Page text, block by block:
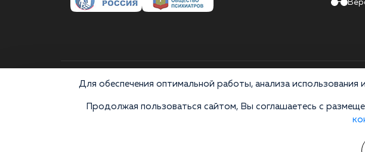
© 2026 Все права защищены Политика
Медицинские услуги оказываются ООО "М-Трезвость", по лицензии ЛО-50-01-
аналогов карается в соответствии с законом 228.1 УКРФ и КоАП РФ Статья
Для обеспечения оптимальной работы, анализа использования
Продолжая пользоваться сайтом, Вы соглашаетесь с